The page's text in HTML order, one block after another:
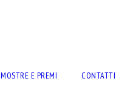
MOSTRE E PREMI CONTATTI